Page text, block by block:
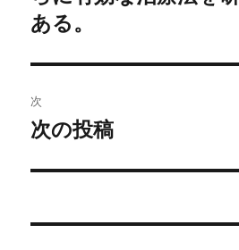
ある。
次
次
投
次の投稿